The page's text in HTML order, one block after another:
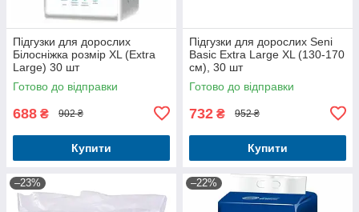
Підгузки для дорослих
Білосніжка розмір XL (Extra
Large) 30 шт
Готово до відправки
688 ₴ 902 ₴
Купити
Підгузки для дорослих Seni
Basic Extra Large XL (130-170
см), 30 шт
Готово до відправки
732 ₴ 952 ₴
Купити
–23% –22%